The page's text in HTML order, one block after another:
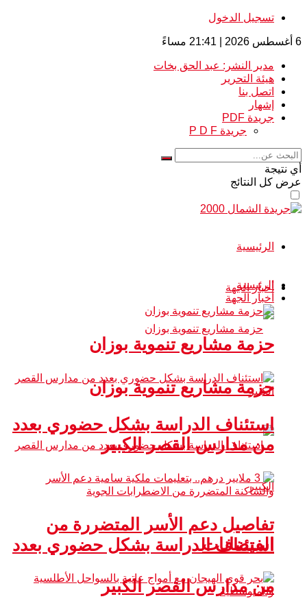
تسجيل الدخول
6 أغسطس 2026 | 21:41 مساءً
مدير النشر: عبد الحق بخات
هيئة التحرير
اتصل بنا
إشهار
جريدة PDF
جريدة P D F
أي نتيجة
عرض كل النتائج
الرئيسية
أخبار الجهة
حزمة مشاريع تنموية بوزان
استئناف الدراسة بشكل حضوري بعدد
من مدارس القصر الكبير
الرئيسية
أخبار الجهة
حزمة مشاريع تنموية بوزان
استئناف الدراسة بشكل حضوري بعدد
من مدارس القصر الكبير
تفاصيل دعم الأسر المتضررة من
الفيضانات